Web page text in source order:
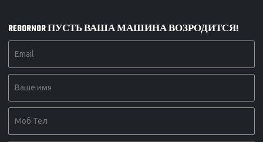
REBORNOR ПУСТЬ ВАША МАШИНА ВОЗРОДИТСЯ!